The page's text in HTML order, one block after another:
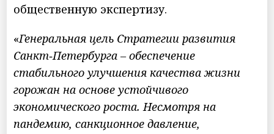
общественную экспертизу.
«Генеральная цель Стратегии развития
Санкт‑Петербурга – обеспечение
стабильного улучшения качества жизни
горожан на основе устойчивого
экономического роста. Несмотря на
пандемию, санкционное давление,